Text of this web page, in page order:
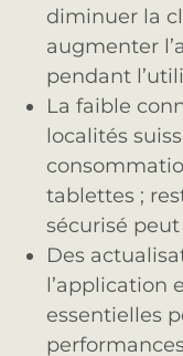
diminuer la
augmenter
pendant
La faible
localités
tablettes ;
sécurisé
Des
l’application
essentielles